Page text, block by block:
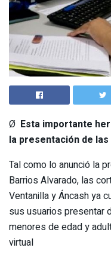
Ø Esta importante
la presentación de las
Tal como lo anunció la
Barrios Alvarado, las
Ventanilla y Áncash ya
sus usuarios presentar
menores de edad y
virtual